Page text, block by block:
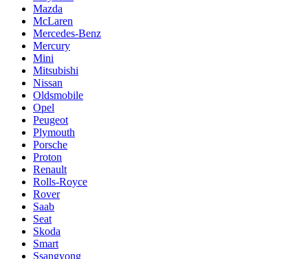
Mazda
McLaren
Mercedes-Benz
Mercury
Mini
Mitsubishi
Nissan
Oldsmobile
Opel
Peugeot
Plymouth
Porsche
Proton
Renault
Rolls-Royce
Rover
Saab
Seat
Skoda
Smart
Ssangyong